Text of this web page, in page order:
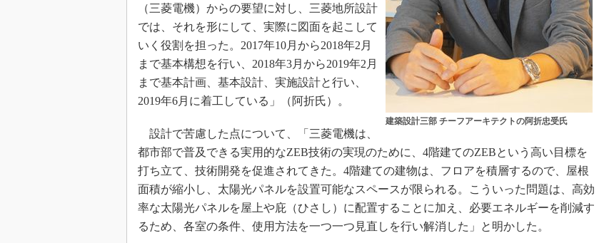
建築設計三部 チーフアーキテクトの阿折忠受氏
（三菱電機）からの要望に対し、三菱地所設計
では、それを形にして、実際に図面を起こして
いく役割を担った。2017年10月から2018年2月
まで基本構想を行い、2018年3月から2019年2月
まで基本計画、基本設計、実施設計と行い、
2019年6月に着工している」（阿折氏）。
設計で苦慮した点について、「三菱電機は、
都市部で普及できる実用的なZEB技術の実現のために、4階建てのZEBという高い目標を
打ち立て、技術開発を促進されてきた。4階建ての建物は、フロアを積層するので、屋根
面積が縮小し、太陽光パネルを設置可能なスペースが限られる。こういった問題は、高効
率な太陽光パネルを屋上や庇（ひさし）に配置することに加え、必要エネルギーを削減す
るため、各室の条件、使用方法を一つ一つ見直しを行い解消した」と明かした。